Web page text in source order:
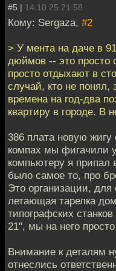
#5 | 14.10.25 21:58
Кому: Sergaza, #2
> У мента на даче в
дюймов -- это просто
просто отдыхают в
случай, кто не
времена на год-два
квартиру в городе. В
386 плата новую
компах мы фигачили
компьютеру я
было самое то, про
Это организации,
летающая тарелка
типографских
21", мы на него
Внимание к деталям
отнеслись